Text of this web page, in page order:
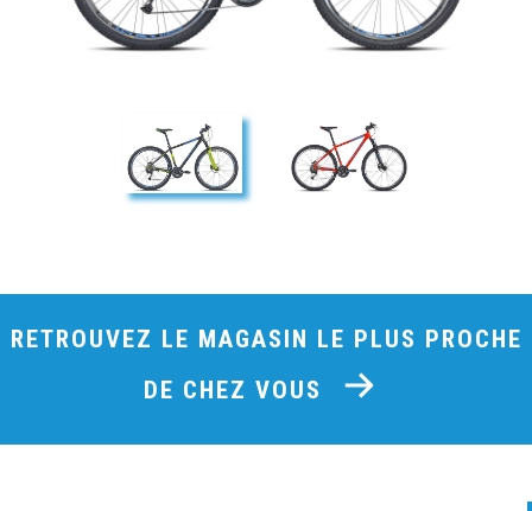
RETROUVEZ LE MAGASIN LE PLUS PROCHE
DE CHEZ VOUS